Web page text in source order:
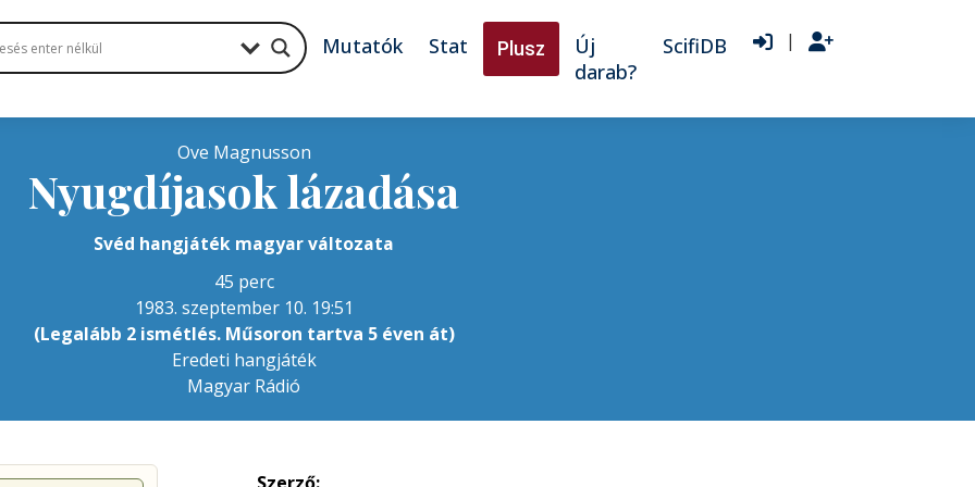
Mutatók Stat Plusz
Új
darab?
ScifiDB |
Ove Magnusson
Nyugdíjasok lázadása
Svéd hangjáték magyar változata
45 perc
1983. szeptember 10. 19:51
(Legalább 2 ismétlés. Műsoron tartva 5 éven át)
Eredeti hangjáték
Magyar Rádió